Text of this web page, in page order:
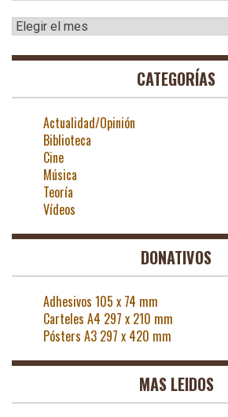
Archivos
CATEGORÍAS
Actualidad/Opinión
Biblioteca
Cine
Música
Teoría
Vídeos
DONATIVOS
Adhesivos 105 x 74 mm
Carteles A4 297 x 210 mm
Pósters A3 297 x 420 mm
MAS LEIDOS